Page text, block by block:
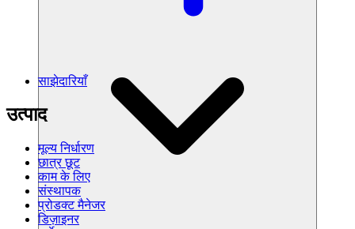
साझेदारियाँ
उत्पाद
मूल्य निर्धारण
छात्र छूट
काम के लिए
संस्थापक
प्रोडक्ट मैनेजर
डिज़ाइनर